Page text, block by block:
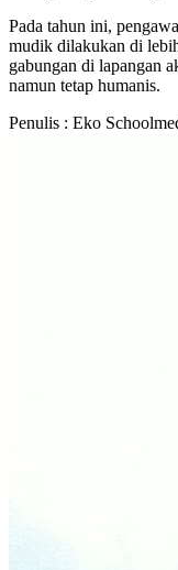
Pada tahun ini,
mudik dilakukan di
gabungan di lapangan
namun tetap humanis.
Penulis : Eko